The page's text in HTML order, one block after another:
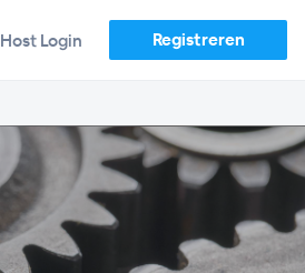
Host Login Registreren